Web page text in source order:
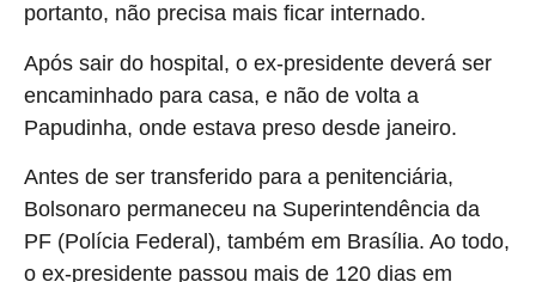
portanto, não precisa mais ficar internado.
Após sair do hospital, o ex-presidente deverá ser
encaminhado para casa, e não de volta a
Papudinha, onde estava preso desde janeiro.
Antes de ser transferido para a penitenciária,
Bolsonaro permaneceu na Superintendência da
PF (Polícia Federal), também em Brasília. Ao todo,
o ex-presidente passou mais de 120 dias em